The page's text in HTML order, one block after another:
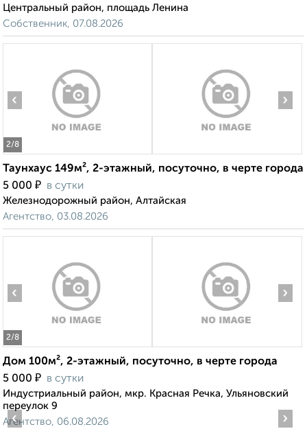
Центральный район, площадь Ленина
Собственник, 07.08.2026
2/8
‹ ›
Таунхаус 149м², 2-этажный, посуточно, в черте города
5 000 ₽ в сутки
Железнодорожный район, Алтайская
Агентство, 03.08.2026
2/8
‹ ›
Дом 100м², 2-этажный, посуточно, в черте города
5 000 ₽ в сутки
Индустриальный район, мкр. Красная Речка, Ульяновский
переулок 9
Агентство, 06.08.2026
‹ ›